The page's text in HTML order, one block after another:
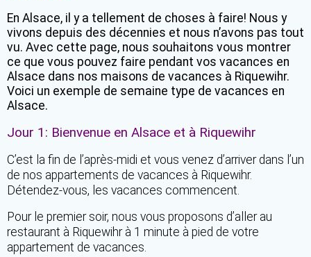
En Alsace, il y a tellement de choses à faire! Nous y
vivons depuis des décennies et nous n’avons pas tout
vu. Avec cette page, nous souhaitons vous montrer
ce que vous pouvez faire pendant vos vacances en
Alsace dans nos maisons de vacances à Riquewihr.
Voici un exemple de semaine type de vacances en
Alsace.
Jour 1: Bienvenue en Alsace et à Riquewihr
C’est la fin de l’après-midi et vous venez d’arriver dans l’un
de nos appartements de vacances à Riquewihr.
Détendez-vous, les vacances commencent.
Pour le premier soir, nous vous proposons d’aller au
restaurant à Riquewihr à 1 minute à pied de votre
appartement de vacances.